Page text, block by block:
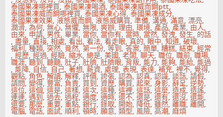
泰國果凍哪裡買,泰國果凍喝酒,泰國果凍威而鋼ptt,
泰國果凍威而鋼哪裡買,泰國果凍心得,泰國果凍成分,
泰國果凍效果,液態威而鋼,液態威購買,準備,溝通,滿意,漂亮,
潤滑,為何,無心,無懼,無限,爽辦,理由,環境,產品,產業, 由人,
由來, 申請, 男性,畢業, 當你, 當你有, 當時, 當然,發洩,發生, 的話
,盡量,直接,相處,看出,看法,看走眼,真的, 眼中,知道,破壞,
福利,種類,突然,竟然,第一份,等到,答案,簡單,糟糕,結束,經常
,經歷,經過,經驗,縮水,總是,美國,老闆,聊天,職位,職前,職場,
職涯,聽到,聽聽,肚子,肚臍,肚臍眼,背叛,能力, 能夠, 能給, 能過
,能降, 自信, 自己,著想,薪資, 處理,表現,表達,補充,裡不, 覺得,
觀點, 角色,解讀,解釋,評價,誇張,認為,認真,認識,談話,請假,
請問,變得, 豐富, 負責, 買到,資歷,購買,起來,身影, 辭呈,逆勢,
這位,這個,這是,這樣,這次,這種,這裡,這話,這麼,造成,造謠,
連連,遇到,過去,過程,適度,適時,還不,還是,還有,還沒,還能,
還要,那麼,重要,重點,銀行,錄取, 開始, 降低,雖然,離職,離開,
電腦, 電話,面試,順利,頓時,願意,類型, 風險,高潮,麻煩